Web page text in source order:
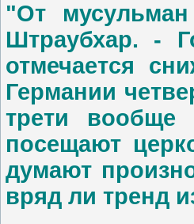
"От
Штраубхар. -
отмечается
Германии
трети
посещают
думают
вряд ли тренд